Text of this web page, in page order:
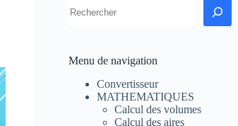
Menu de navigation
Convertisseur
MATHEMATIQUES
Calcul des volumes
Calcul des aires